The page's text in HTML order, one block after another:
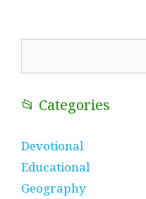
📂 Categories
Devotional
Educational
Geography